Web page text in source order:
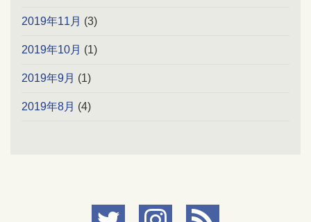
2019年11月 (3)
2019年10月 (1)
2019年9月 (1)
2019年8月 (4)